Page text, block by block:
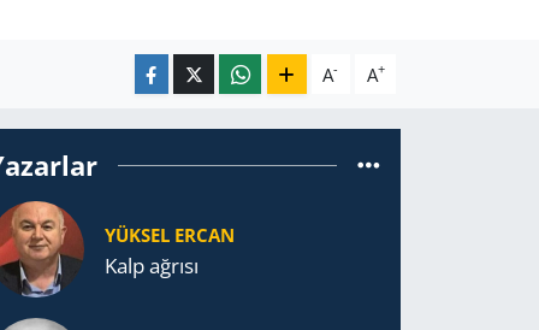
A- A+
YÜKSEL ERCAN
Kalp ağrısı